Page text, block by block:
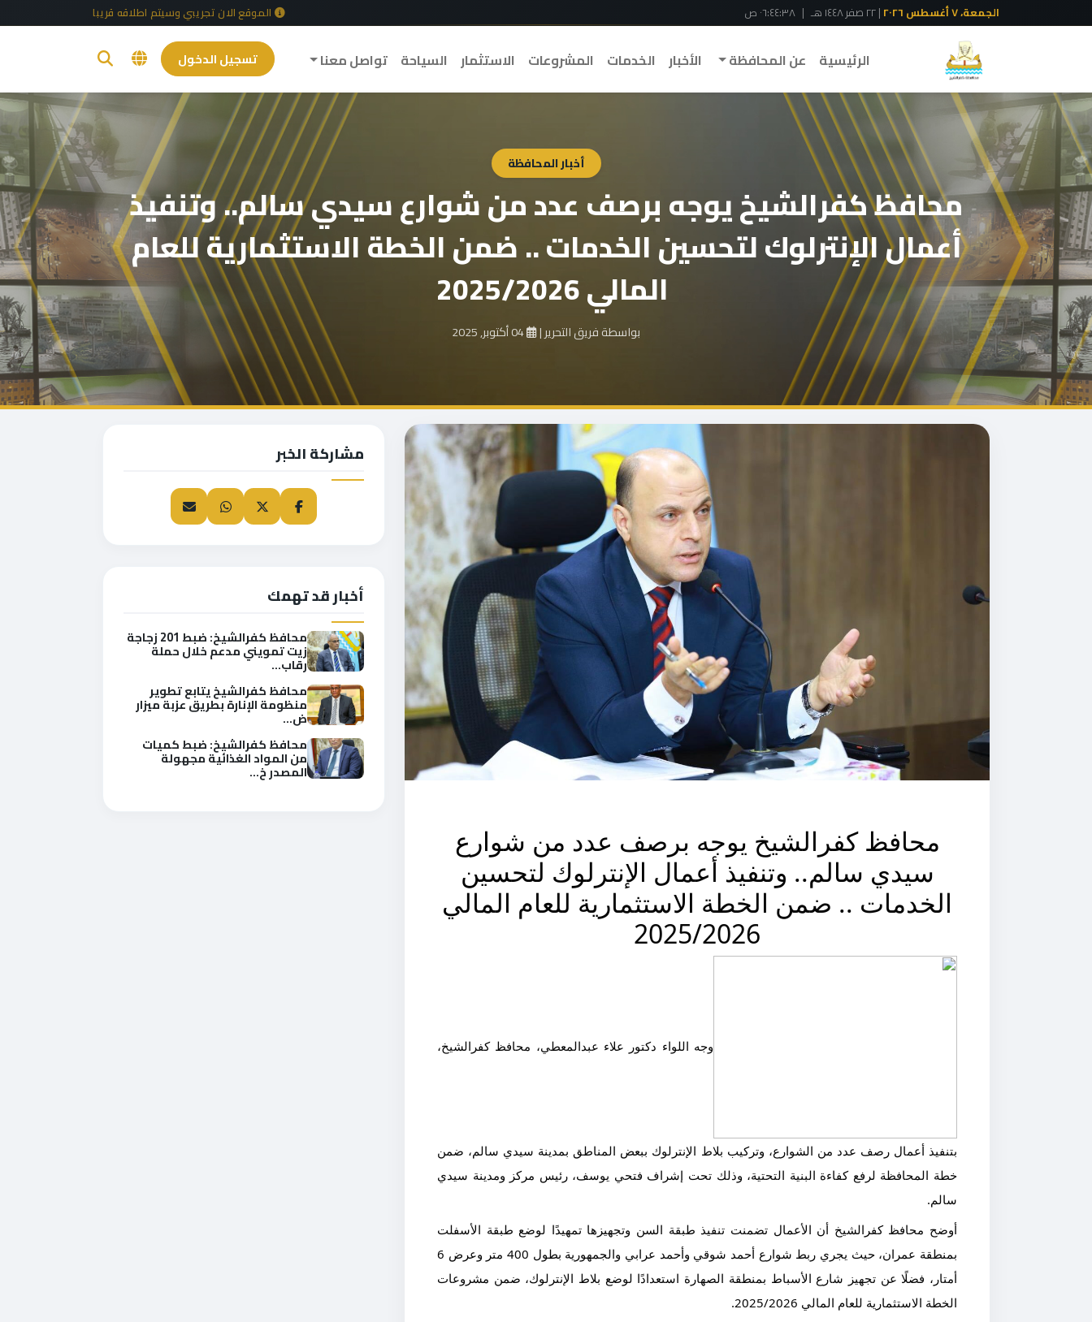
الجمعة، ٧ أغسطس ٢٠٢٦ | ٢٢ صفر ١٤٤٨ هـ | ٠٦:٤٤:٣٩ ص الموقع الان تجريبي وسيتم اطلاقه قريبا
الرئيسية عن المحافظة الأخبار الخدمات المشروعات الاستثمار السياحة تواصل معنا تسجيل الدخول
أخبار المحافظة
محافظ كفرالشيخ يوجه برصف عدد من شوارع سيدي سالم.. وتنفيذ
أعمال الإنترلوك لتحسين الخدمات .. ضمن الخطة الاستثمارية للعام
المالي 2025/2026
بواسطة فريق التحرير|
محافظ كفرالشيخ يوجه برصف عدد من شوارع
سيدي سالم.. وتنفيذ أعمال الإنترلوك لتحسين
الخدمات .. ضمن الخطة الاستثمارية للعام المالي
2025/2026
وجه اللواء دكتور علاء عبدالمعطي، محافظ كفرالشيخ،
بتنفيذ أعمال رصف عدد من الشوارع، وتركيب بلاط الإنترلوك ببعض المناطق بمدينة سيدي سالم، ضمن
خطة المحافظة لرفع كفاءة البنية التحتية، وذلك تحت إشراف فتحي يوسف، رئيس مركز ومدينة سيدي
سالم.
أوضح محافظ كفرالشيخ أن الأعمال تضمنت تنفيذ طبقة السن وتجهيزها تمهيدًا لوضع طبقة الأسفلت
بمنطقة عمران، حيث يجري ربط شوارع أحمد شوقي وأحمد عرابي والجمهورية بطول 400 متر وعرض 6
أمتار، فضلًا عن تجهيز شارع الأسباط بمنطقة الصهارة استعدادًا لوضع بلاط الإنترلوك، ضمن مشروعات
الخطة الاستثمارية للعام المالي 2025/2026.
مشاركة الخبر
أخبار قد تهمك
محافظ كفرالشيخ: ضبط 201 زجاجة
زيت تمويني مدعم خلال حملة
رقاب...
محافظ كفرالشيخ يتابع تطوير
منظومة الإنارة بطريق عزبة ميزار
ض...
محافظ كفرالشيخ: ضبط كميات
من المواد الغذائية مجهولة
المصدر خ...